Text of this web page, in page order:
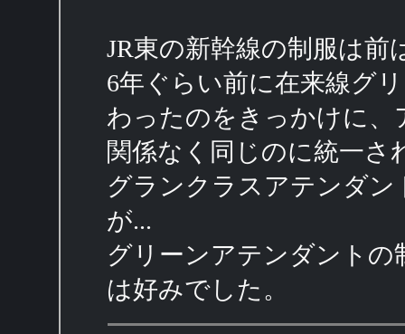
JR東の新幹線の制服は
6年ぐらい前に在来線グ
わったのをきっかけに、
関係なく同じのに統一
グランクラスアテンダ
が...
グリーンアテンダントの
は好みでした。